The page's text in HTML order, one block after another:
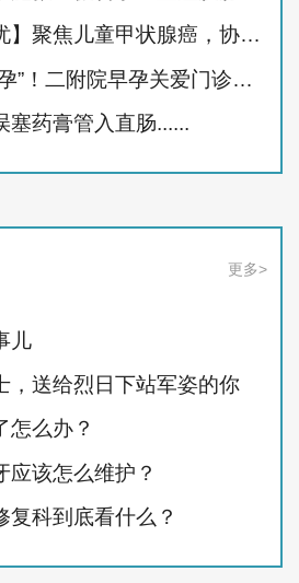
儿童甲状腺癌，协作组MDT护航未来
附院早孕关爱门诊精准呵护孕早期
塞药膏管入直肠......
更多>
儿
，送给烈日下站军姿的你
怎么办？
应该怎么维护？
复科到底看什么？